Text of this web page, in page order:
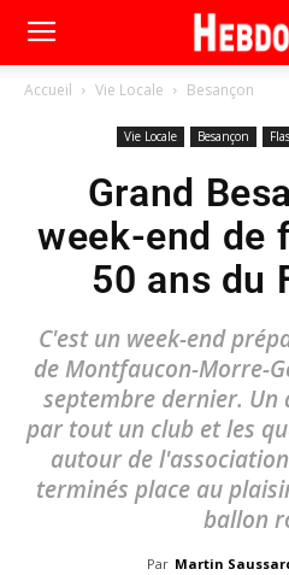
Accueil Vie Locale Besançon
Vie Locale Besançon
Grand
week-end de
50 ans du
C'est un week-end
de Montfaucon-Morre-
septembre dernier. Un
par tout un club et les
autour de
terminés place au
ballon
Par Martin